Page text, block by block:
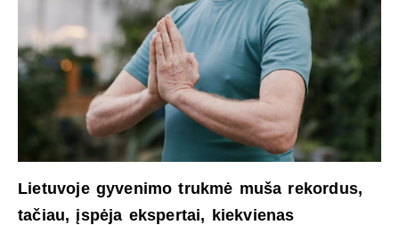
Lietuvoje gyvenimo trukmė muša rekordus,
tačiau, įspėja ekspertai, kiekvienas